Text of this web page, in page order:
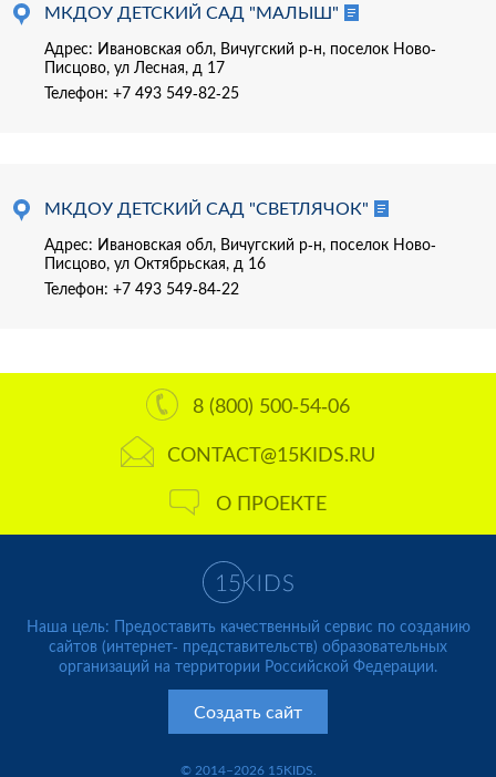
МКДОУ ДЕТСКИЙ САД "МАЛЫШ"
Адрес: Ивановская обл, Вичугский р-н, поселок Ново-
Писцово, ул Лесная, д 17
Телефон: +7 493 549-82-25
МКДОУ ДЕТСКИЙ САД "СВЕТЛЯЧОК"
Адрес: Ивановская обл, Вичугский р-н, поселок Ново-
Писцово, ул Октябрьская, д 16
Телефон: +7 493 549-84-22
8 (800) 500-54-06
CONTACT@15KIDS.RU
О ПРОЕКТЕ
Наша цель: Предоставить качественный сервис по созданию
сайтов (интернет- представительств) образовательных
организаций на территории Российской Федерации.
Создать сайт
© 2014–2026 15KIDS.